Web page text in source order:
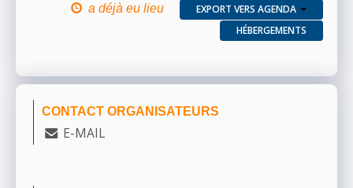
a déjà eu lieu
EXPORT VERS AGENDA
HÉBERGEMENTS
CONTACT ORGANISATEURS
E-MAIL